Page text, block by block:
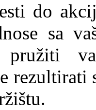
do
sa
rezultirati